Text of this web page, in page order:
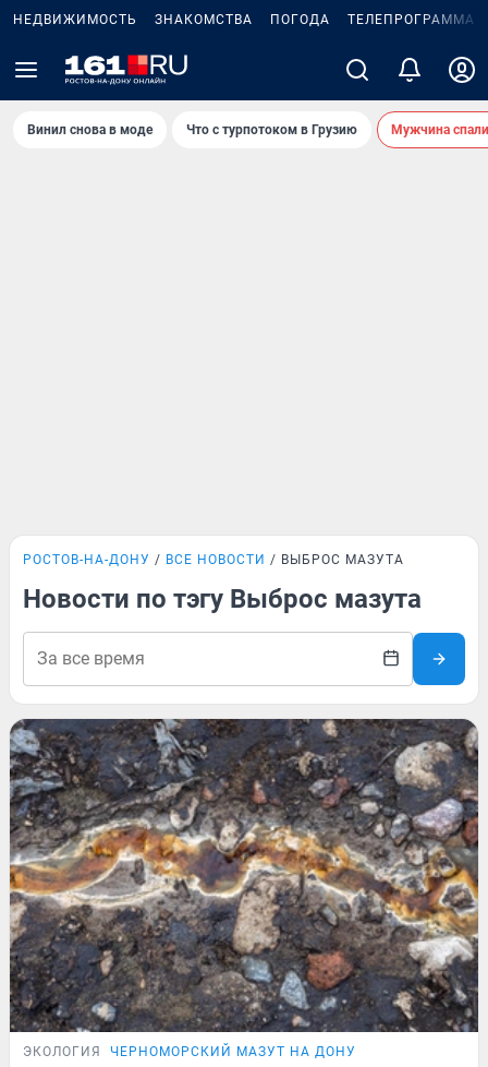
НЕДВИЖИМОСТЬ ЗНАКОМСТВА ПОГОДА ТЕЛЕПРОГРАММА
Винил снова в моде Что с турпотоком в Грузию Мужчина
РОСТОВ-НА-ДОНУ ВСЕ НОВОСТИ ВЫБРОС МАЗУТА
Новости по тэгу Выброс мазута
ЭКОЛОГИЯ ЧЕРНОМОРСКИЙ МАЗУТ НА ДОНУ